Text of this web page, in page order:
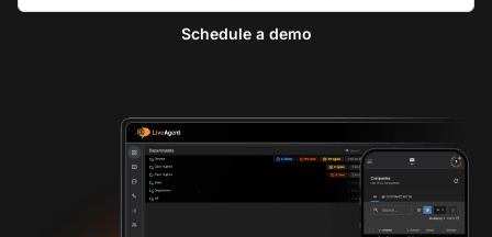
Schedule a demo